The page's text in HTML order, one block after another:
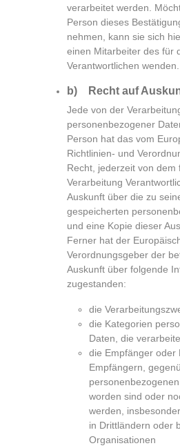
verarbeitet werden.
Person dieses
nehmen, kann sie sich
einen Mitarbeiter des für
Verantwortlichen wenden.
b) Recht auf
Jede von der
personenbezogener
Person hat das vom
Richtlinien- und
Recht, jederzeit von dem
Verarbeitung
Auskunft über die zu
gespeicherten
und eine Kopie dieser
Ferner hat der
Verordnungsgeber der
Auskunft über folgende
zugestanden:
die
die Kategorien
Daten, die
die Empfänger oder
Empfängern,
worden sind oder
werden,
in Drittländern oder
Organisationen